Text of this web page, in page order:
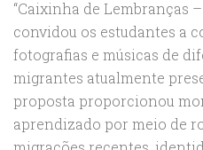
“Caixinha de Lembranças
convidou os estudantes a
fotografias e músicas de
migrantes atualmente
proposta proporcionou
aprendizado por meio de